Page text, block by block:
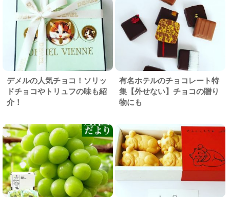
デメルの人気チョコ！ソリッ
ドチョコやトリュフの味も紹
介！
有名ホテルのチョコレート特
集【外せない】チョコの贈り
物にも